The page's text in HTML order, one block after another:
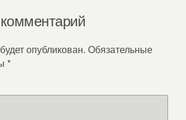
опубликован. Обязательные
*